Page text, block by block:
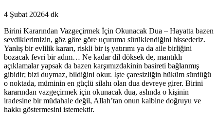
4 Şubat 20264 dk
Birini Kararından Vazgeçirmek İçin Okunacak Dua – Hayatta bazen
sevdiklerimizin, göz göre göre uçuruma sürüklendiğini hissederiz.
Yanlış bir evlilik kararı, riskli bir iş yatırımı ya da aile birliğini
bozacak fevri bir adım… Ne kadar dil döksek de, mantıklı
açıklamalar yapsak da bazen karşımızdakinin basireti bağlanmış
gibidir; bizi duymaz, bildiğini okur. İşte çaresizliğin hüküm sürdüğü
o noktada, müminin en güçlü silahı olan dua devreye girer. Birini
kararından vazgeçirmek için okunacak dua, aslında o kişinin
iradesine bir müdahale değil, Allah’tan onun kalbine doğruyu ve
hakkı göstermesini istemektir.